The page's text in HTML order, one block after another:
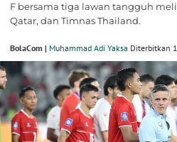
F bersama tiga lawan tangguh
Qatar, dan Timnas Thailand.
BolaCom | Muhammad Adi Yaksa Diterbitkan